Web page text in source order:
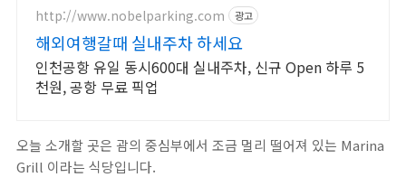
http://www.nobelparking.com 광고
해외여행갈때 실내주차 하세요
인천공항 유일 동시600대 실내주차, 신규 Open 하루 5
천원, 공항 무료 픽업
오늘 소개할 곳은 괌의 중심부에서 조금 멀리 떨어져 있는 Marina
Grill 이라는 식당입니다.